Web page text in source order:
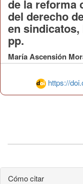
https://
de la reforma
del derecho
en sindicatos,
pp.
María Ascensión
Cómo citar